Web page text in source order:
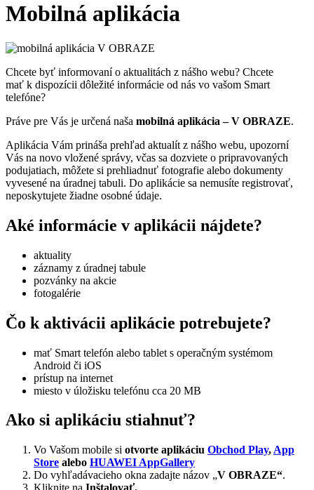
Mobilná aplikácia
Chcete byť informovaní o aktualitách z nášho webu? Chcete
mať k dispozícii dôležité informácie od nás vo vašom Smart
telefóne?
Práve pre Vás je určená naša mobilná aplikácia – V OBRAZE.
Aplikácia Vám prináša prehľad aktualít z nášho webu, upozorní
Vás na novo vložené správy, včas sa dozviete o pripravovaných
podujatiach, môžete si prehliadnuť fotografie alebo dokumenty
vyvesené na úradnej tabuli. Do aplikácie sa nemusíte registrovať,
neposkytujete žiadne osobné údaje.
Aké informácie v aplikácii nájdete?
aktuality
záznamy z úradnej tabule
pozvánky na akcie
fotogalérie
Čo k aktivácii aplikácie potrebujete?
mať Smart telefón alebo tablet s operačným systémom
Android či iOS
prístup na internet
miesto v úložisku telefónu cca 20 MB
Ako si aplikáciu stiahnuť?
Vo Vašom mobile si otvorte aplikáciu Obchod Play, App
Store alebo HUAWEI AppGallery
Do vyhľadávacieho okna zadajte názov „V OBRAZE“.